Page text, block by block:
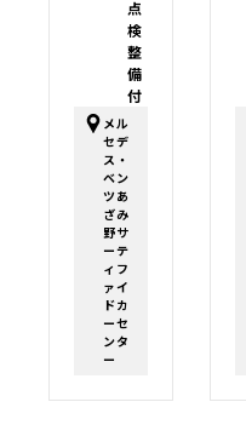
点
検
整
備
付
メル
セデ
ス・
ベン
ツあ
ざみ
野サ
ーテ
ィフ
ァイ
ドカ
ーセ
ンタ
ー